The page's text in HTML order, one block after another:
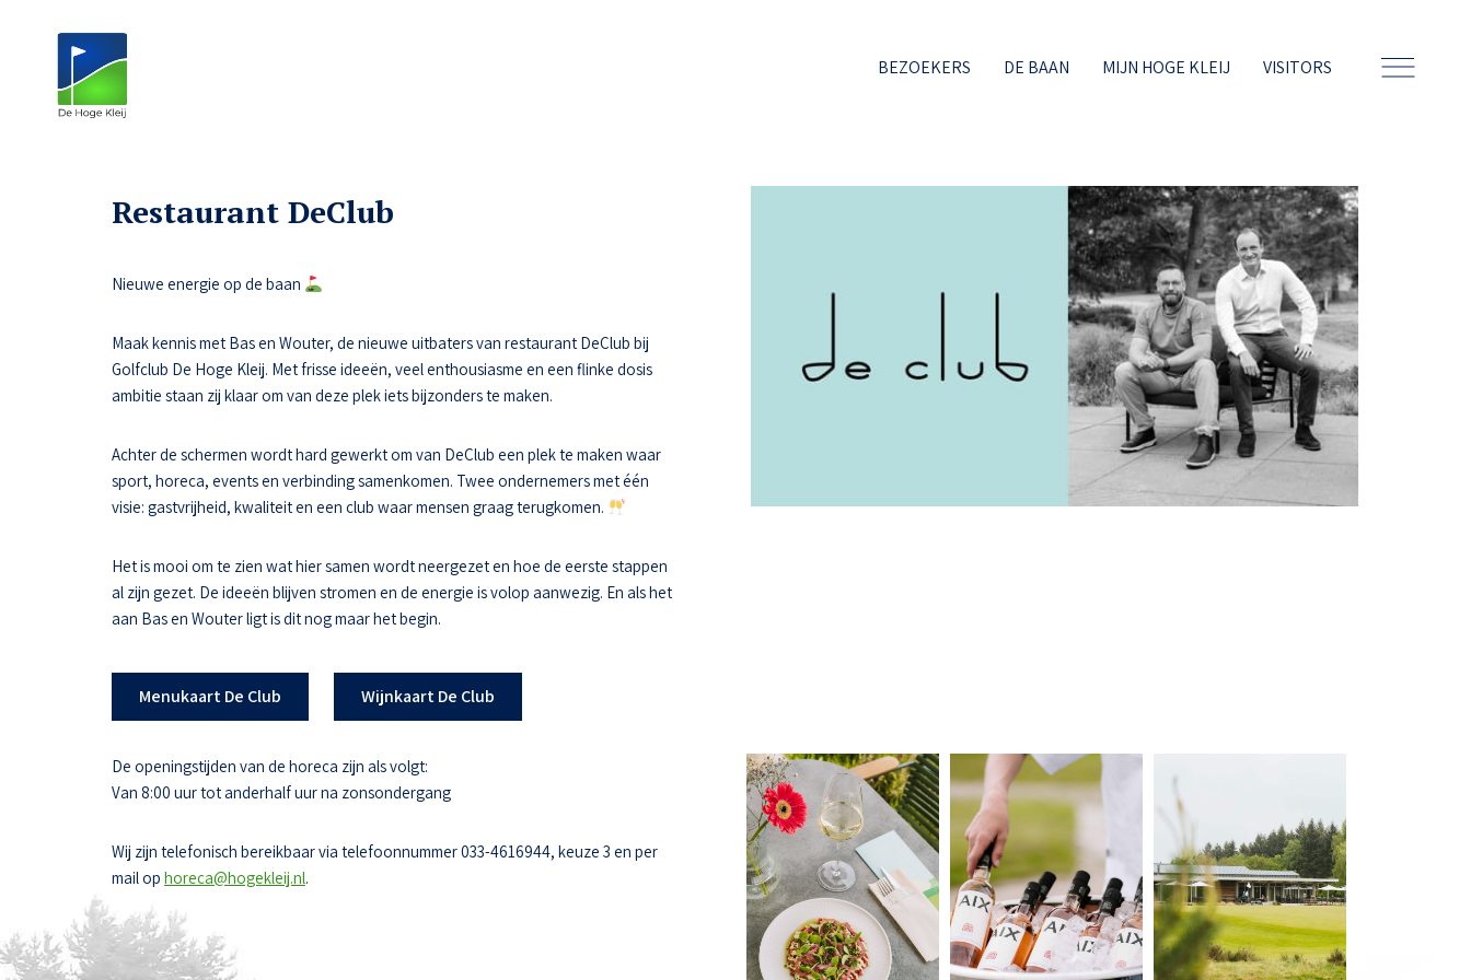
BEZOEKERS DE BAAN MIJN HOGE KLEIJ VISITORS
Restaurant DeClub
Nieuwe energie op de baan
Maak kennis met Bas en Wouter, de nieuwe uitbaters van restaurant DeClub bij
Golfclub De Hoge Kleij. Met frisse ideeën, veel enthousiasme en een flinke dosis
ambitie staan zij klaar om van deze plek iets bijzonders te maken.
Achter de schermen wordt hard gewerkt om van DeClub een plek te maken waar
sport, horeca, events en verbinding samenkomen. Twee ondernemers met één
visie: gastvrijheid, kwaliteit en een club waar mensen graag terugkomen.
Het is mooi om te zien wat hier samen wordt neergezet en hoe de eerste stappen
al zijn gezet. De ideeën blijven stromen en de energie is volop aanwezig. En als het
aan Bas en Wouter ligt is dit nog maar het begin.
Menukaart De Club Wijnkaart De Club
De openingstijden van de horeca zijn als volgt:
Van 8:00 uur tot anderhalf uur na zonsondergang
Wij zijn telefonisch bereikbaar via telefoonnummer 033-4616944, keuze 3 en per
mail op horeca@hogekleij.nl.